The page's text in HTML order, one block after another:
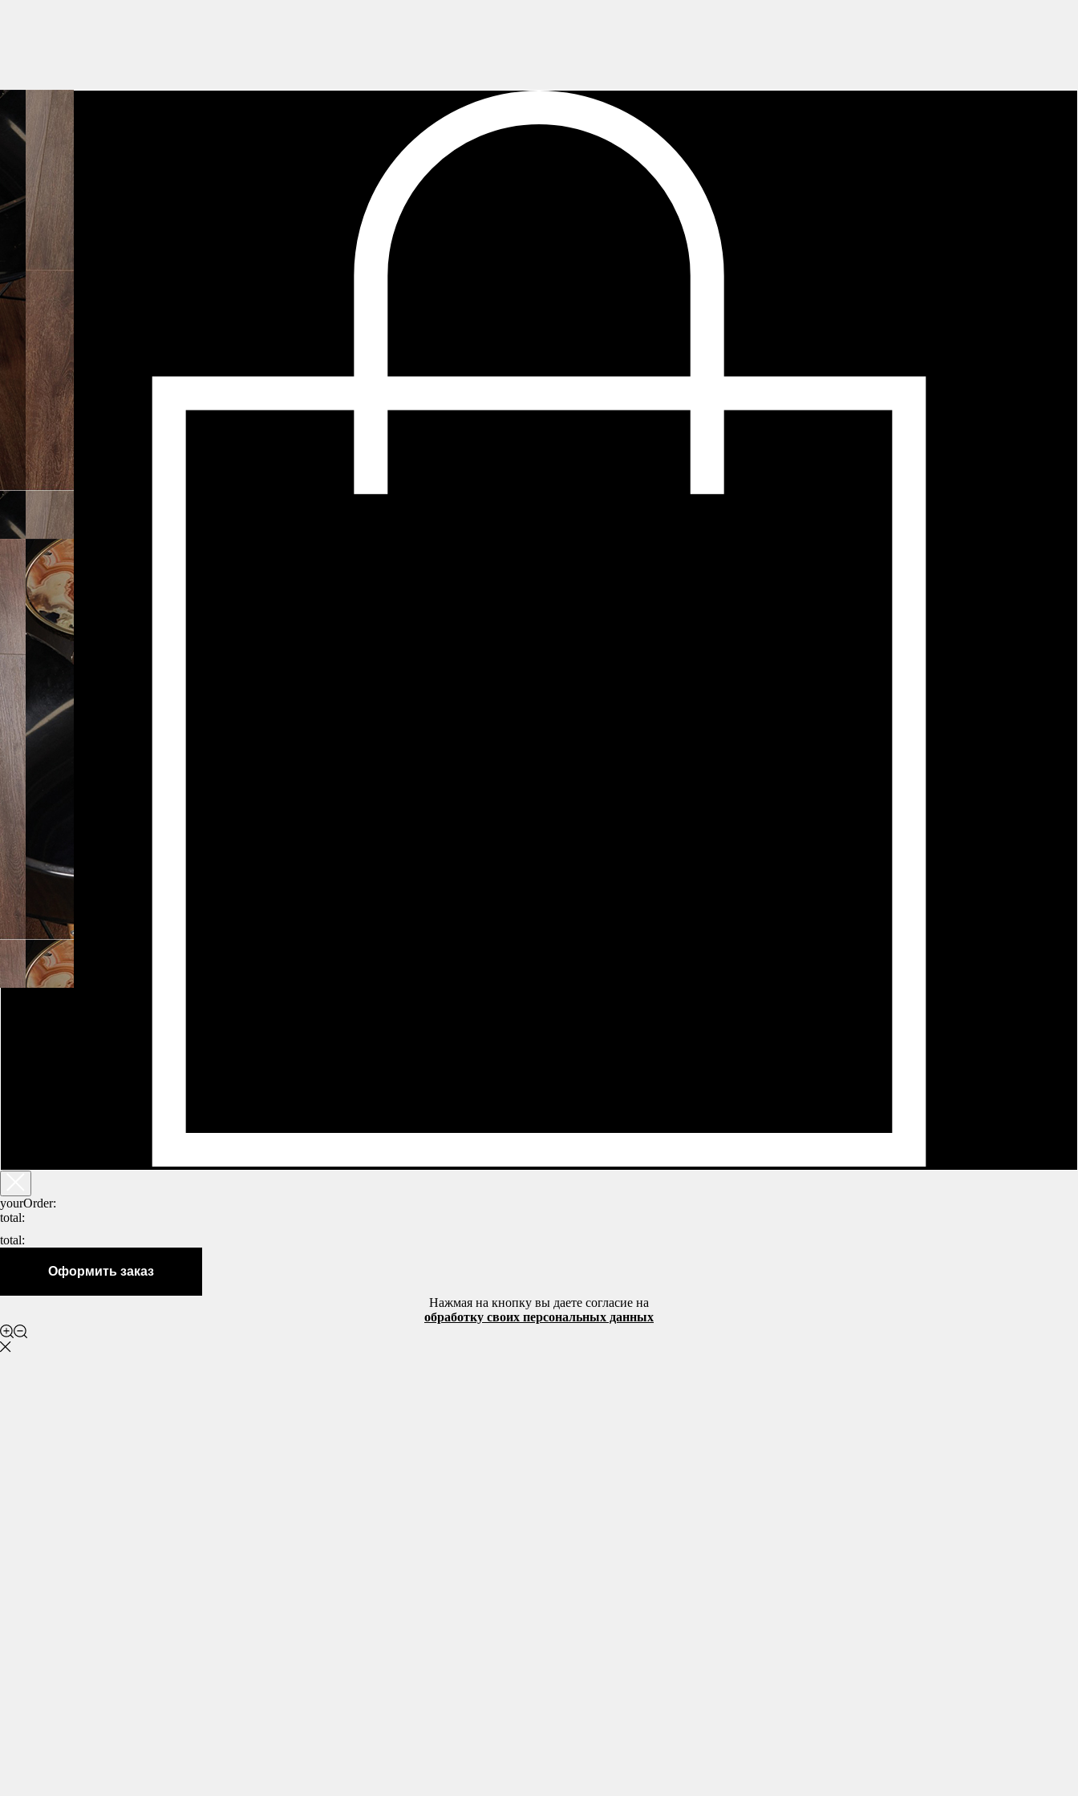
yourOrder:
total:
total:
Оформить заказ
Нажмая на кнопку вы даете согласие на
обработку своих персональных данных